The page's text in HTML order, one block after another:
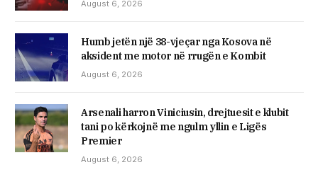
August 6, 2026
Humb jetën një 38-vjeçar nga Kosova në
aksident me motor në rrugën e Kombit
August 6, 2026
Arsenali harron Viniciusin, drejtuesit e klubit
tani po kërkojnë me ngulm yllin e Ligës
Premier
August 6, 2026